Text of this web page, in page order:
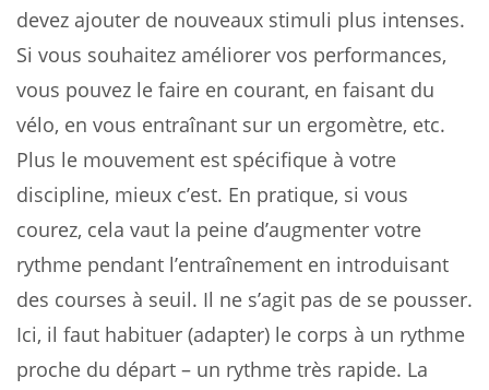
devez ajouter de nouveaux stimuli plus intenses.
Si vous souhaitez améliorer vos performances,
vous pouvez le faire en courant, en faisant du
vélo, en vous entraînant sur un ergomètre, etc.
Plus le mouvement est spécifique à votre
discipline, mieux c’est. En pratique, si vous
courez, cela vaut la peine d’augmenter votre
rythme pendant l’entraînement en introduisant
des courses à seuil. Il ne s’agit pas de se pousser.
Ici, il faut habituer (adapter) le corps à un rythme
proche du départ – un rythme très rapide. La